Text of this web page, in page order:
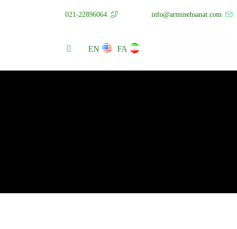
info@arminehsanat.com
021-22896064
FA
EN